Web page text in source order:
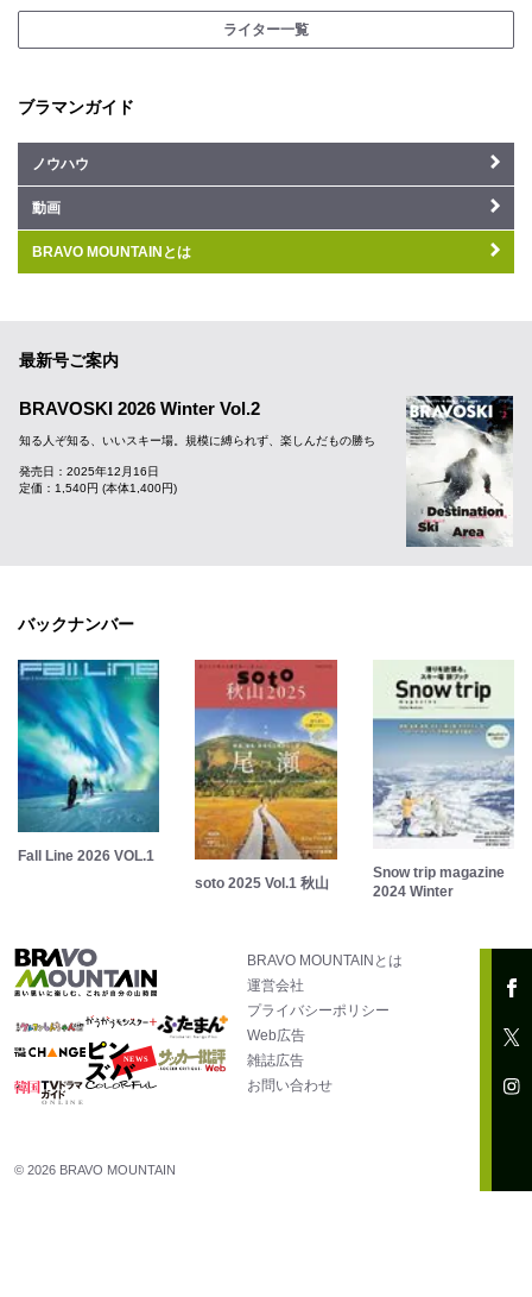
ライター一覧
ブラマンガイド
ノウハウ
動画
BRAVO MOUNTAINとは
最新号ご案内
BRAVOSKI 2026 Winter Vol.2
知る人ぞ知る、いいスキー場。規模に縛られず、楽しんだもの勝ち
発売日：2025年12月16日
定価：1,540円 (本体1,400円)
バックナンバー
Fall Line 2026 VOL.1
soto 2025 Vol.1 秋山
Snow trip magazine
2024 Winter
BRAVO MOUNTAINとは
運営会社
プライバシーポリシー
Web広告
雑誌広告
お問い合わせ
© 2026 BRAVO MOUNTAIN